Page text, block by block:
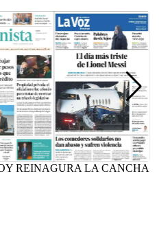
REINAGURA LA CANCHA